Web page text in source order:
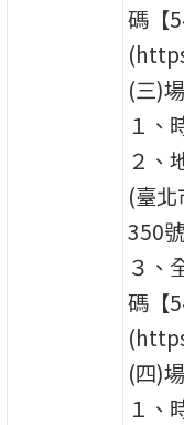
碼【
(三)
１、
２、
(臺
350
３、
碼【
(四)
１、